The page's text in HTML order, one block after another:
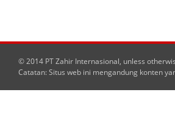
© 2014 PT Zahir Internasional, unless
Catatan: Situs web ini mengandung konten